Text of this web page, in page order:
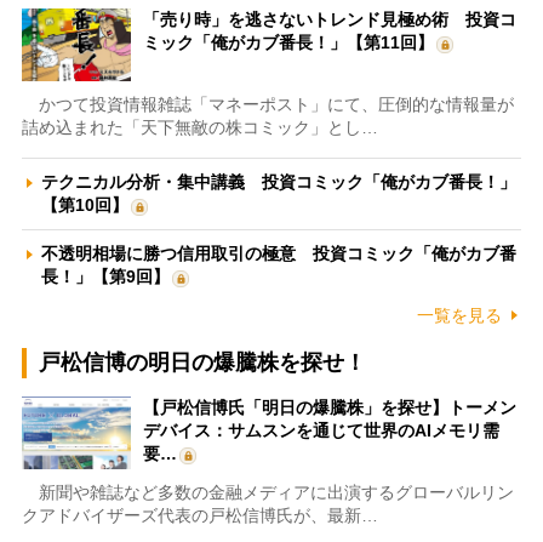
「売り時」を逃さないトレンド見極め術 投資コ
ミック「俺がカブ番長！」【第11回】
かつて投資情報雑誌「マネーポスト」にて、圧倒的な情報量が
詰め込まれた「天下無敵の株コミック」とし…
テクニカル分析・集中講義 投資コミック「俺がカブ番長！」
【第10回】
不透明相場に勝つ信用取引の極意 投資コミック「俺がカブ番
長！」【第9回】
一覧を見る
戸松信博の明日の爆騰株を探せ！
【戸松信博氏「明日の爆騰株」を探せ】トーメン
デバイス：サムスンを通じて世界のAIメモリ需
要…
新聞や雑誌など多数の金融メディアに出演するグローバルリン
クアドバイザーズ代表の戸松信博氏が、最新…